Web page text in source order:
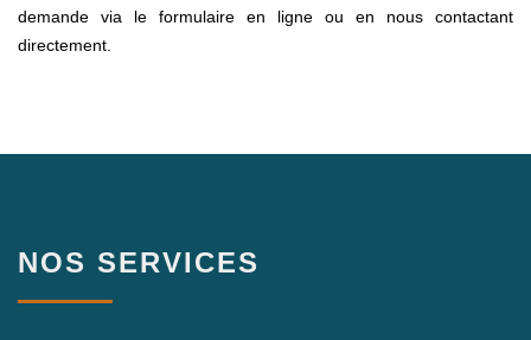
demande via le formulaire en ligne ou en nous contactant
directement.
NOS SERVICES